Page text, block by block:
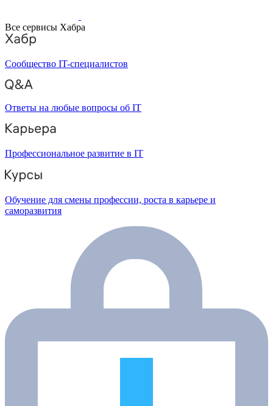
Все сервисы Хабра
Сообщество IT-специалистов
Ответы на любые вопросы об IT
Профессиональное развитие в IT
Обучение для смены профессии, роста в карьере и
саморазвития